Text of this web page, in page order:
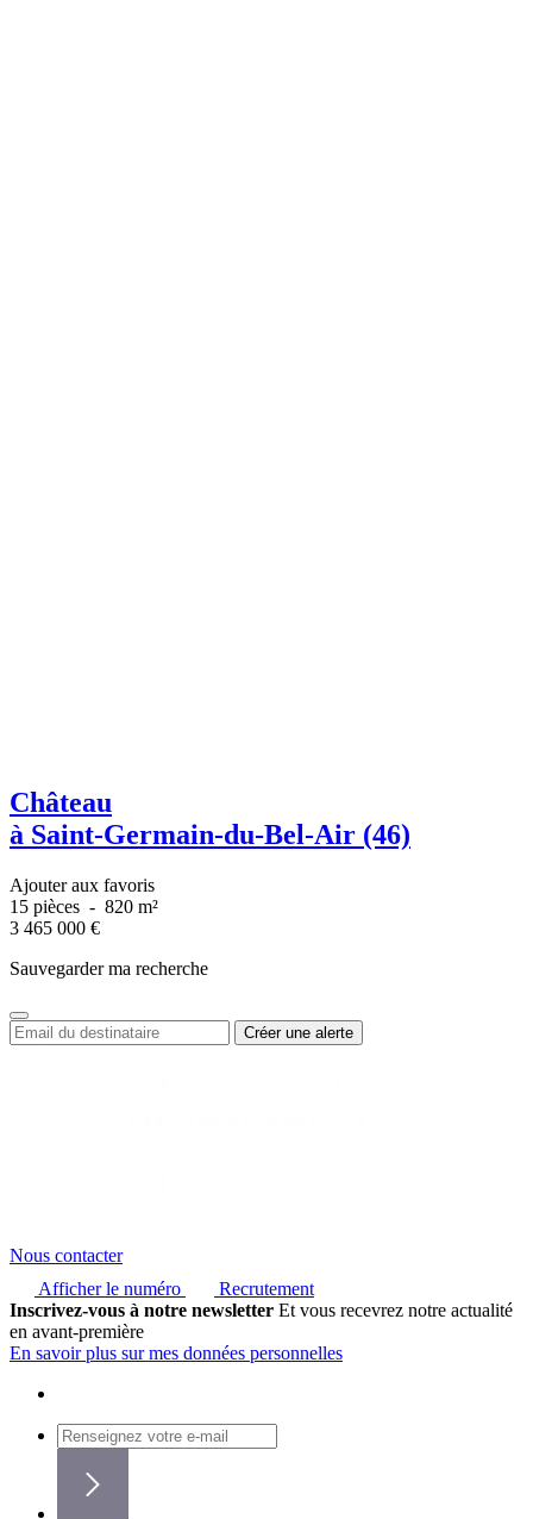
Château
à Saint-Germain-du-Bel-Air (46)
Ajouter aux favoris
15 pièces - 820 m²
3 465 000 €
Sauvegarder ma recherche
Nous contacter
Afficher le numéro
Recrutement
Inscrivez-vous à notre newsletter Et vous recevrez notre actualité
en avant-première
En savoir plus sur mes données personnelles